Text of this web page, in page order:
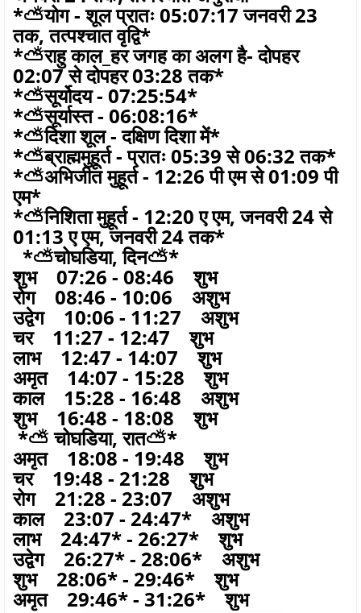
*⛅योग - शूल प्रातः 05:07:17 जनवरी 23
तक, तत्पश्चात वृद्वि*
*⛅राहु काल_हर जगह का अलग है- दोपहर
02:07 से दोपहर 03:28 तक*
*⛅सूर्योदय - 07:25:54*
*⛅सूर्यास्त - 06:08:16*
*⛅दिशा शूल - दक्षिण दिशा में*
*⛅ब्राह्ममुहूर्त - प्रातः 05:39 से 06:32 तक*
*⛅अभिजीत मुहूर्त - 12:26 पी एम से 01:09 पी
एम*
*⛅निशिता मुहूर्त - 12:20 ए एम, जनवरी 24 से
01:13 ए एम, जनवरी 24 तक*
*⛅चोघडिया, दिन⛅*
शुभ 07:26 - 08:46 शुभ
रोग 08:46 - 10:06 अशुभ
उद्वेग 10:06 - 11:27 अशुभ
चर 11:27 - 12:47 शुभ
लाभ 12:47 - 14:07 शुभ
अमृत 14:07 - 15:28 शुभ
काल 15:28 - 16:48 अशुभ
शुभ 16:48 - 18:08 शुभ
*⛅ चोघडिया, रात⛅*
अमृत 18:08 - 19:48 शुभ
चर 19:48 - 21:28 शुभ
रोग 21:28 - 23:07 अशुभ
काल 23:07 - 24:47* अशुभ
लाभ 24:47* - 26:27* शुभ
उद्वेग 26:27* - 28:06* अशुभ
शुभ 28:06* - 29:46* शुभ
अमृत 29:46* - 31:26* शुभ